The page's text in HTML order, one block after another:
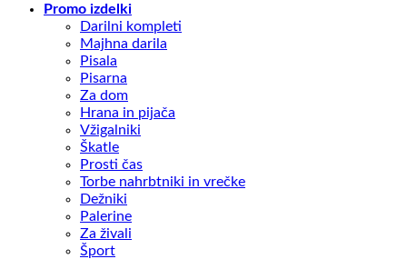
Promo izdelki
Darilni kompleti
Majhna darila
Pisala
Pisarna
Za dom
Hrana in pijača
Vžigalniki
Škatle
Prosti čas
Torbe nahrbtniki in vrečke
Dežniki
Palerine
Za živali
Šport